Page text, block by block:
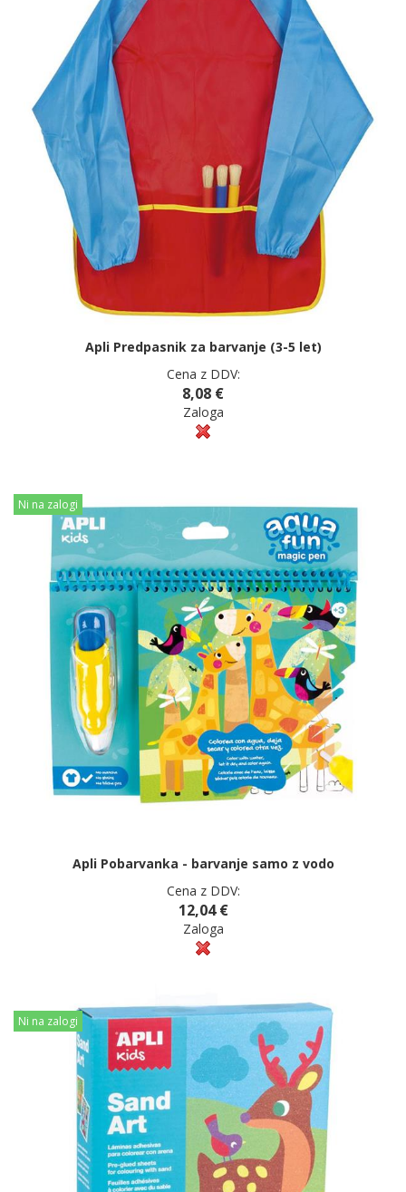
Apli Predpasnik za barvanje (3-5 let)
Cena z DDV:
8,08 €
Zaloga
Ni na zalogi
Apli Pobarvanka - barvanje samo z vodo
Cena z DDV:
12,04 €
Zaloga
Ni na zalogi